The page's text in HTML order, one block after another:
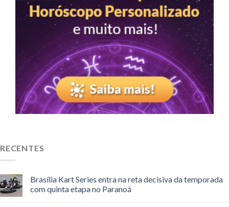
RECENTES
Brasília Kart Series entra na reta decisiva da temporada
com quinta etapa no Paranoá